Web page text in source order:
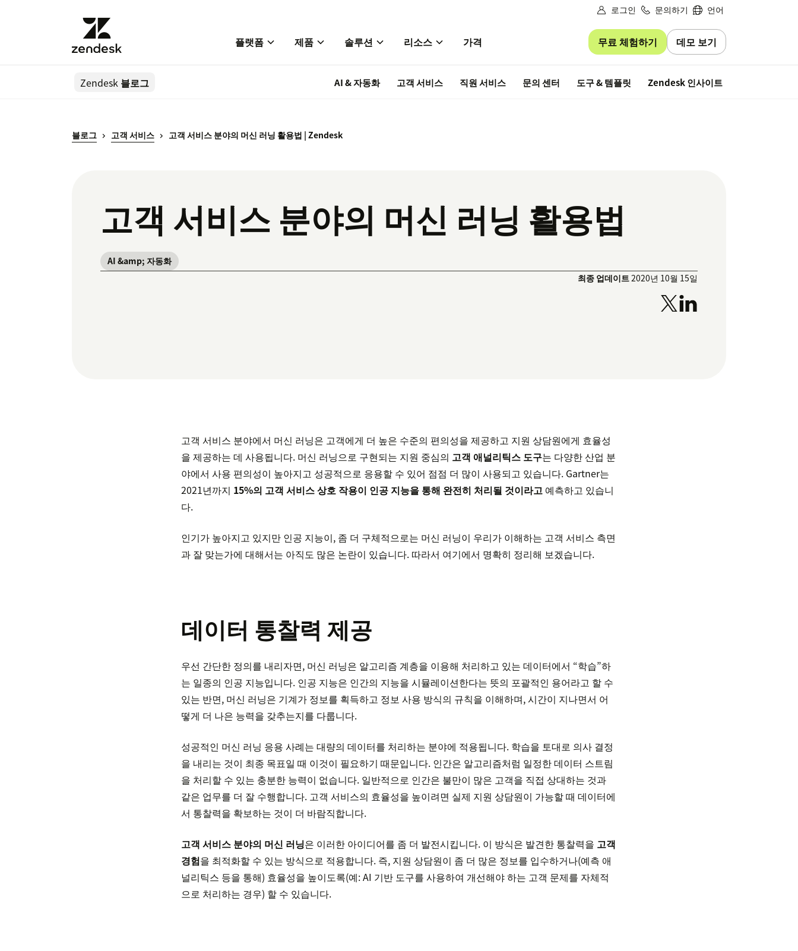
로그인 문의하기 언어
플랫폼 제품 솔루션 리소스 가격 무료 체험하기 데모 보기
Zendesk 블로그 AI & 자동화 고객 서비스 직원 서비스 문의 센터 도구 & 템플릿 Zendesk 인사이트
블로그 고객 서비스 고객 서비스 분야의 머신 러닝 활용법 | Zendesk
고객 서비스 분야의 머신 러닝 활용법
AI &amp; 자동화
최종 업데이트2020년 10월 15일
고객 서비스 분야에서 머신 러닝은 고객에게 더 높은 수준의 편의성을 제공하고 지원 상담원에게 효율성
을 제공하는 데 사용됩니다. 머신 러닝으로 구현되는 지원 중심의 고객 애널리틱스 도구는 다양한 산업 분
야에서 사용 편의성이 높아지고 성공적으로 응용할 수 있어 점점 더 많이 사용되고 있습니다. Gartner는
2021년까지 15%의 고객 서비스 상호 작용이 인공 지능을 통해 완전히 처리될 것이라고예측하고 있습니
다.
인기가 높아지고 있지만 인공 지능이, 좀 더 구체적으로는 머신 러닝이 우리가 이해하는 고객 서비스 측면
과 잘 맞는가에 대해서는 아직도 많은 논란이 있습니다. 따라서 여기에서 명확히 정리해 보겠습니다.
데이터 통찰력 제공
우선 간단한 정의를 내리자면, 머신 러닝은 알고리즘 계층을 이용해 처리하고 있는 데이터에서 “학습”하
는 일종의 인공 지능입니다. 인공 지능은 인간의 지능을 시뮬레이션한다는 뜻의 포괄적인 용어라고 할 수
있는 반면, 머신 러닝은 기계가 정보를 획득하고 정보 사용 방식의 규칙을 이해하며, 시간이 지나면서 어
떻게 더 나은 능력을 갖추는지를 다룹니다.
성공적인 머신 러닝 응용 사례는 대량의 데이터를 처리하는 분야에 적용됩니다. 학습을 토대로 의사 결정
을 내리는 것이 최종 목표일 때 이것이 필요하기 때문입니다. 인간은 알고리즘처럼 일정한 데이터 스트림
을 처리할 수 있는 충분한 능력이 없습니다. 일반적으로 인간은 불만이 많은 고객을 직접 상대하는 것과
같은 업무를 더 잘 수행합니다. 고객 서비스의 효율성을 높이려면 실제 지원 상담원이 가능할 때 데이터에
서 통찰력을 확보하는 것이 더 바람직합니다.
고객 서비스 분야의 머신 러닝은 이러한 아이디어를 좀 더 발전시킵니다. 이 방식은 발견한 통찰력을 고객
경험을 최적화할 수 있는 방식으로 적용합니다. 즉, 지원 상담원이 좀 더 많은 정보를 입수하거나(예측 애
널리틱스 등을 통해) 효율성을 높이도록(예: AI 기반 도구를 사용하여 개선해야 하는 고객 문제를 자체적
으로 처리하는 경우) 할 수 있습니다.